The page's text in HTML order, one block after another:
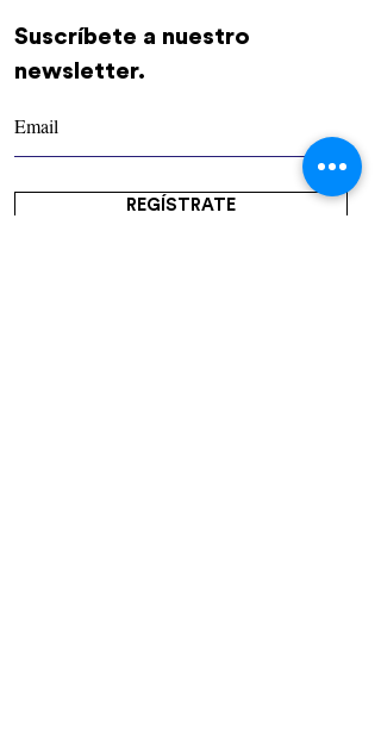
boligoma"
Suscríbete a nuestro
newsletter.
REGÍSTRATE